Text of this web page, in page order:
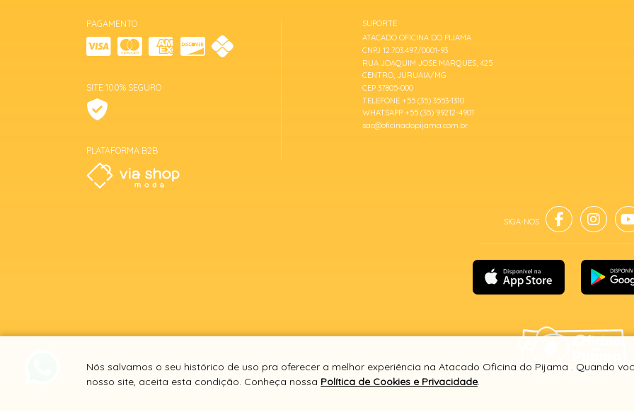
PAGAMENTO
SITE 100% SEGURO
PLATAFORMA B2B
SUPORTE
ATACADO OFICINA DO PIJAMA
CNPJ 12.703.497/0001-93
RUA JOAQUIM JOSE MARQUES, 425
CENTRO, JURUAIA/MG
CEP 37805-000
TELEFONE +55 (35) 3553-1310
WHATSAPP +55 (35) 99212-4901
sac@oficinadopijama.com.br
Nós salvamos o seu histórico de uso pra oferecer a melhor experiência na Atacado Oficina do Pijama . Quando
nosso site, aceita esta condição. Conheça nossa Política de Cookies e Privacidade.